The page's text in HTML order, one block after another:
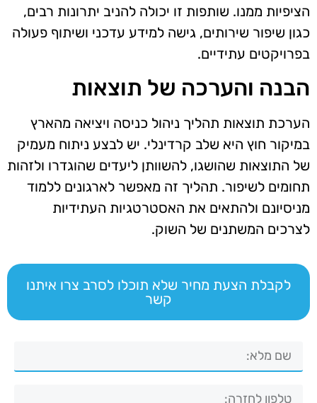
הציפיות ממנו. שותפות זו יכולה להניב יתרונות רבים,
כגון שיפור שירותים, גישה למידע עדכני ושיתוף פעולה
בפרויקטים עתידיים.
הבנה והערכה של תוצאות
הערכת תוצאות תהליך ניהול כניסה ויציאה מהארץ
במיקור חוץ היא שלב קרדינלי. יש לבצע ניתוח מעמיק
של התוצאות שהושגו, להשוותן ליעדים שהוגדרו ולזהות
תחומים לשיפור. תהליך זה מאפשר לארגונים ללמוד
מניסיונם ולהתאים את האסטרטגיות העתידיות
לצרכים המשתנים של השוק.
לקבלת הצעת מחיר שלא תוכלו לסרב צרו איתנו
קשר